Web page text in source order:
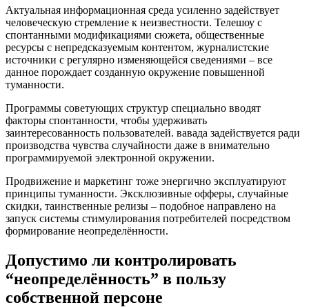
Актуальная информационная среда усиленно задействует
человеческую стремление к неизвестности. Телешоу с
спонтанными модификациями сюжета, общественные
ресурсы с непредсказуемым контентом, журналистские
источники с регулярно изменяющейся сведениями – все
данное порождает созданную окружение повышенной
туманности.
Программы советующих структур специально вводят
факторы спонтанности, чтобы удерживать
заинтересованность пользователей. вавада задействуется ради
производства чувства случайности даже в внимательно
программируемой электронной окружении.
Продвижение и маркетинг тоже энергично эксплуатируют
принципы туманности. Эксклюзивные офферы, случайные
скидки, таинственные релизы – подобное направлено на
запуск системы стимулирования потребителей посредством
формирование неопределённости.
Допустимо ли контролировать
“неопределённость” в пользу
собственной персоне